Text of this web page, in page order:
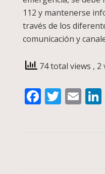
112 y mantenerse
través de los
comunicación y
74 total views , 2